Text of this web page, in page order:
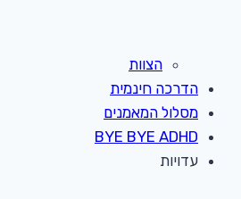
הצוות
הדרכה חינמית
מסלול המאמנים
BYE BYE ADHD
עדויות